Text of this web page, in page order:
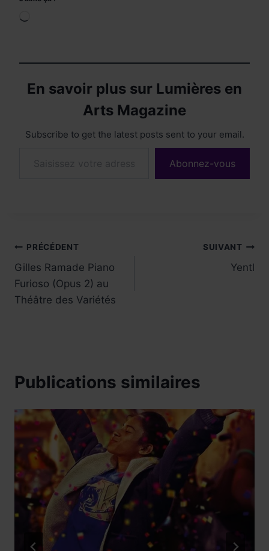
En savoir plus sur Lumières en
Arts Magazine
Subscribe to get the latest posts sent to your email.
Abonnez-vous
Navigation
de
l’article
PRÉCÉDENT
Gilles Ramade Piano
Furioso (Opus 2) au
Théâtre des Variétés
SUIVANT
Yentl
Publications similaires